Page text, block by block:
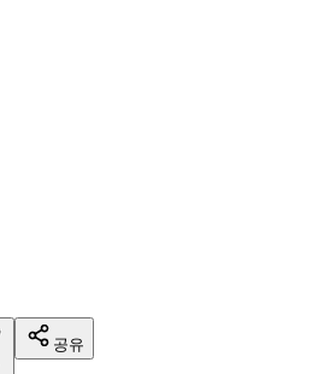
공유